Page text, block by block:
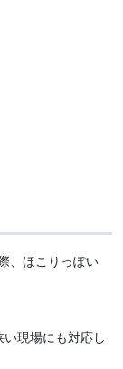
、ほこりっぽい
現場にも対応し